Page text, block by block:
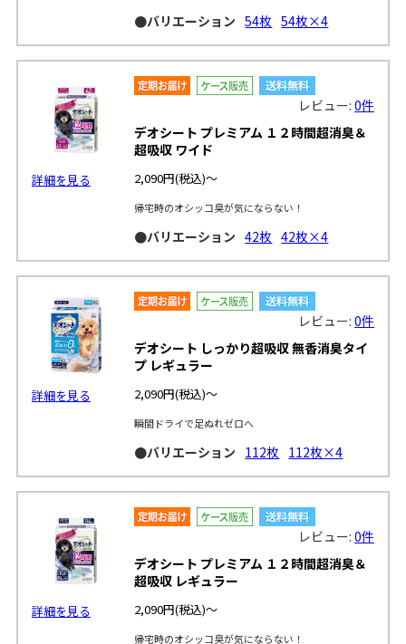
●バリエーション 54枚 54枚×4
詳細を見る
レビュー:0件
デオシート プレミアム １２時間超消臭＆
超吸収 ワイド
2,090円(税込)～
帰宅時のオシッコ臭が気にならない！
●バリエーション 42枚 42枚×4
詳細を見る
レビュー:0件
デオシート しっかり超吸収 無香消臭タイ
プ レギュラー
2,090円(税込)～
瞬間ドライで足ぬれゼロへ
●バリエーション 112枚 112枚×4
詳細を見る
レビュー:0件
デオシート プレミアム １２時間超消臭＆
超吸収 レギュラー
2,090円(税込)～
帰宅時のオシッコ臭が気にならない！